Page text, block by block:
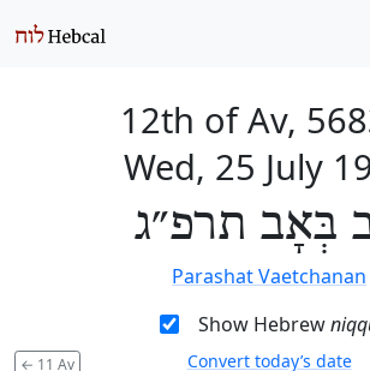
12th of Av,
Wed, 25 July
בְּאָב תרפ״ג
Parashat Vaetchanan
Show Hebrew
← 11 Av Convert today’s date